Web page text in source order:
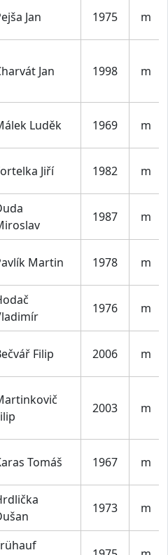
Jan 1975 m
Jan 1998 m
Luděk 1969 m
Jiří 1982 m
1987 m
Martin 1978 m
1976 m
Filip 2006 m
2003 m
Tomáš 1967 m
1973 m